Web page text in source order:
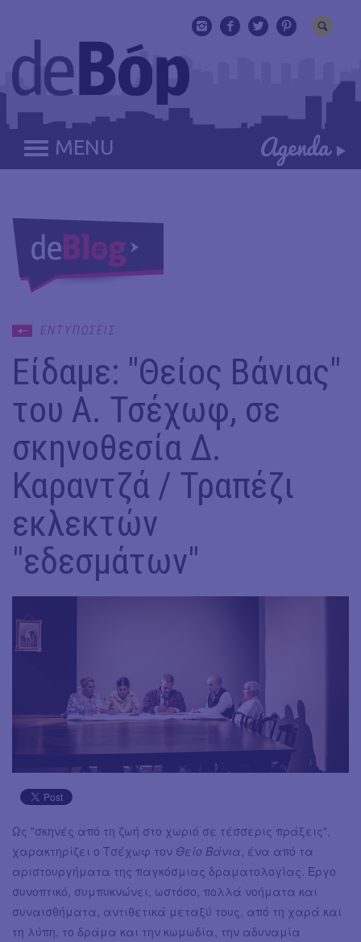
MENU
ΕΝΤΥΠΩΣΕΙΣ
Είδαμε: "Θείος Βάνιας"
του Α. Τσέχωφ, σε
σκηνοθεσία Δ.
Καραντζά / Τραπέζι
εκλεκτών
"εδεσμάτων"
Ως "σκηνές από τη ζωή στο χωριό σε τέσσερις πράξεις",
χαρακτηρίζει ο Τσέχωφ τον Θείο Βάνια , ένα από τα
αριστουργήματα της παγκόσμιας δραματολογίας. Έργο
συνοπτικό, συμπυκνώνει, ωστόσο, πολλά νοήματα και
συναισθήματα, αντιθετικά μεταξύ τους, από τη χαρά και
τη λύπη, το δράμα και την κωμωδία, την αδυναμία